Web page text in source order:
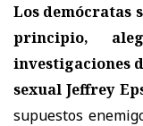
Los demócratas
principio,
investigaciones
sexual Jeffrey
supuestos